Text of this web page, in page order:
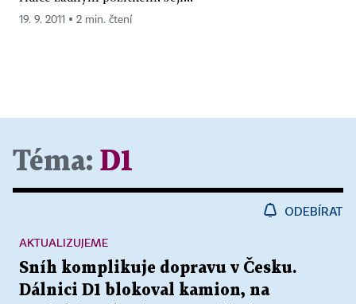
19. 9. 2011 ▪ 2 min. čtení
Téma: D1
ODEBÍRAT
Sníh komplikuje dopravu v Česku.
Dálnici D1 blokoval kamion, na
AKTUALIZUJEME